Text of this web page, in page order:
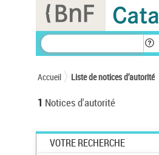
Accueil Liste de notices d’autorité
1 Notices d'autorité
VOTRE RECHERCHE
Panneau de gestion des cookies